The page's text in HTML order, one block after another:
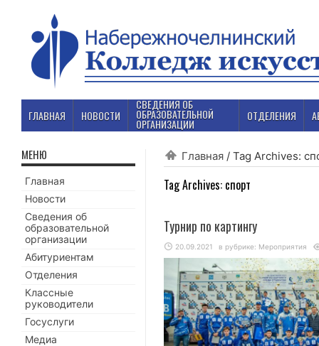
ГЛАВНАЯ НОВОСТИ
СВЕДЕНИЯ ОБ
ОБРАЗОВАТЕЛЬНОЙ
ОРГАНИЗАЦИИ
ОТДЕЛЕНИЯ
Главная / Tag Archives:
Tag Archives: спорт
Турнир по картингу
20.09.2021 в рубрике: Мероприятия
МЕНЮ
Главная
Новости
Сведения об
образовательной
организации
Абитуриентам
Отделения
Классные
руководители
Госуслуги
Медиа